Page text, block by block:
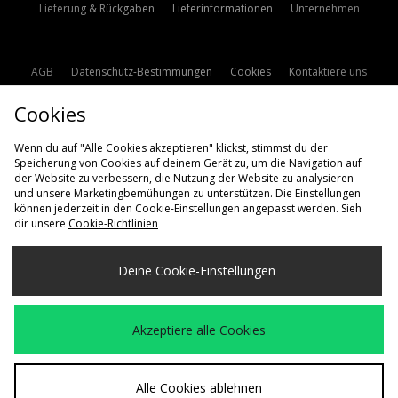
Lieferung & Rückgaben
Lieferinformationen Unternehmen
AGB Datenschutz-Bestimmungen Cookies
Kontaktiere uns
Lieferung Nach
Deutschland
Wir akzeptieren die folgenden Zahlungsmethoden
Besuchen Sie unsere Unternehmens-Website auf
Cookies
Wenn du auf "Alle Cookies akzeptieren" klickst, stimmst du der
Speicherung von Cookies auf deinem Gerät zu, um die Navigation auf
der Website zu verbessern, die Nutzung der Website zu analysieren
und unsere Marketingbemühungen zu unterstützen. Die Einstellungen
können jederzeit in den Cookie-Einstellungen angepasst werden. Sieh
dir unsere Cookie-Richtlinien
Deine Cookie-Einstellungen
Akzeptiere alle Cookies
Alle Cookies ablehnen